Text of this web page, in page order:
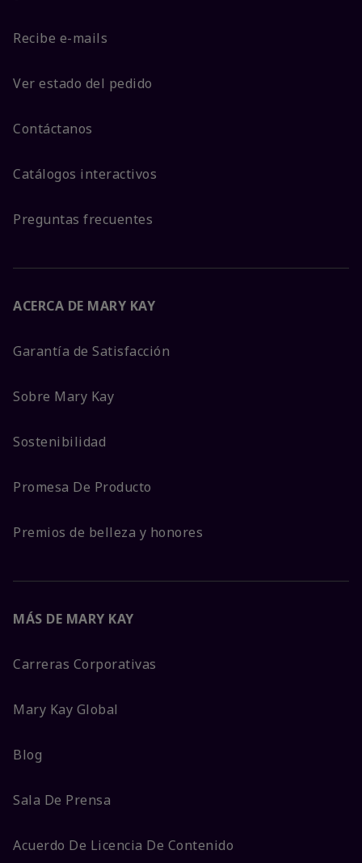
Recibe e-mails
Ver estado del pedido
Contáctanos
Catálogos interactivos
Preguntas frecuentes
ACERCA DE MARY KAY
Garantía de Satisfacción
Sobre Mary Kay
Sostenibilidad
Promesa De Producto
Premios de belleza y honores
MÁS DE MARY KAY
Carreras Corporativas
Mary Kay Global
Blog
Sala De Prensa
Acuerdo De Licencia De Contenido